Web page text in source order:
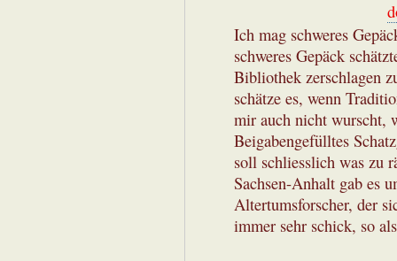
Ich mag schweres
schweres Gepäck
Bibliothek zerschlagen
schätze es, wenn
mir auch nicht wurscht,
Beigabengefülltes
soll schliesslich was zu
Sachsen-Anhalt gab es
Altertumsforscher, der
immer sehr schick, so